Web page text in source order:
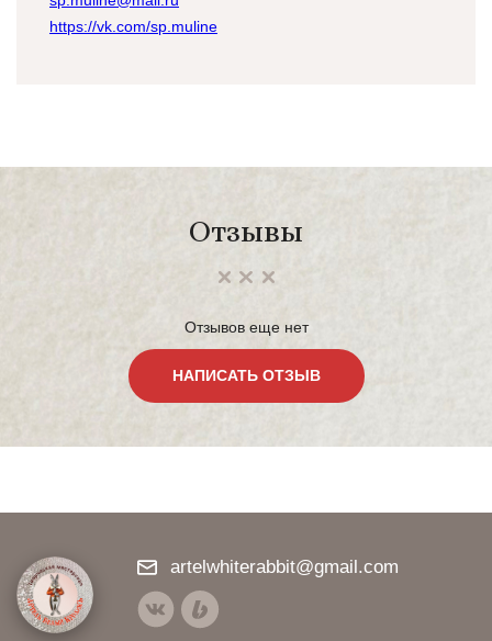
https://vk.com/sp.muline
Отзывы
Отзывов еще нет
НАПИСАТЬ ОТЗЫВ
artelwhiterabbit@gmail.com